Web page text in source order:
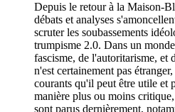
Depuis le retour à la Maison-
débats et analyses
scruter les soubassements
trumpisme 2.0. Dans un
fascisme, de l'autoritarisme, et
n'est certainement pas
courants qu'il peut être utile et
manière plus ou moins
sont parus dernièrement,